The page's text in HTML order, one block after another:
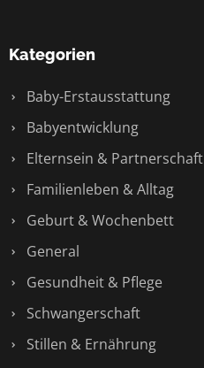
Kategorien
Baby-Erstausstattung
Babyentwicklung
Elternsein & Partnerschaft
Familienleben & Alltag
Geburt & Wochenbett
General
Gesundheit & Pflege
Schwangerschaft
Stillen & Ernährung